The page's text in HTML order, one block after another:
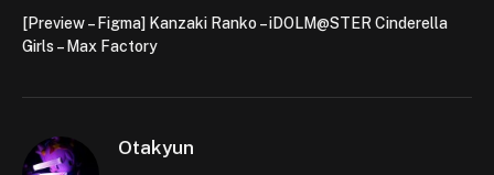
[Preview – Figma] Kanzaki Ranko – iDOLM@STER Cinderella
Girls – Max Factory
Otakyun